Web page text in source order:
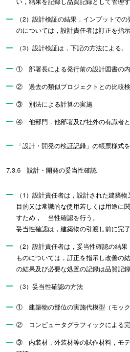
（2）設計検証の結果，インプットで
のについては，設計責任者は訂正を指
（3）設計検証は，下記の方法による。
① 部署長による発行前の設計図書の
② 過去の類似プロジェクトとの比較
③ 別法による計算の実施
④ 他部門，他部署及び社外の有識者
「設計・開発の検証記録」の帳票様式
7.3.6 設計・開発の妥当性確認
（1）設計責任者は，設計された建築
目的又は常識的な使用若しくは用途に
すため， 当性確認を行う。
妥当性確認は，建築物の引渡し前に完了
（2）設計責任者は，妥当性確認の結
ものについては，訂正を指示し改善の
の結果及び必要な処置の記録は品質記
（3）妥当性確認の方法
① 建築物の部位の実施代模型（モッ
② コンピュータグラフィックによる
③ 内装材，外装材等の試作材料，モ